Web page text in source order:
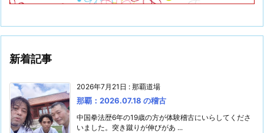
新着記事
2026年7月21日 : 那覇道場
那覇：2026.07.18 の稽古
中国拳法歴6年の19歳の方が体験稽古にいらしてくださ
いました。突き蹴りが伸びがあ ...